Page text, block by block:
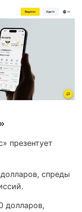
презентует
спреды
долларов,